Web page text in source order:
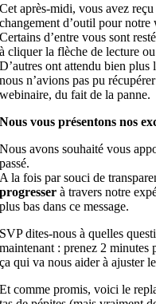
Cet après-midi, vous avez
changement d’outil pour notre
Certains d’entre vous sont
à cliquer la flèche de lecture
D’autres ont attendu bien
nous n’avions pas pu
webinaire, du fait de la panne.
Nous vous présentons nos
Nous avons souhaité vous
passé.
A la fois par souci de
progresser à travers notre
plus bas dans ce message.
SVP dites-nous à quelles
maintenant : prenez 2 minutes
ça qui va nous aider à ajuster
Et comme promis, voici le